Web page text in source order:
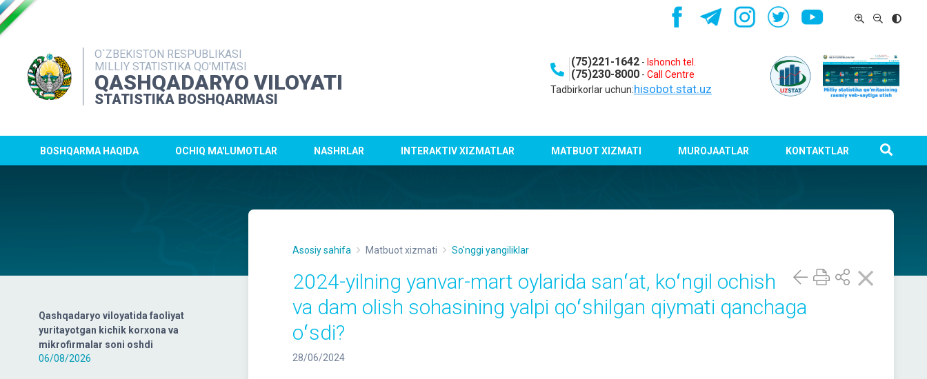
O`ZBEKISTON RESPUBLIKASI
MILLIY STATISTIKA QO'MITASI
QASHQADARYO VILOYATI
STATISTIKA BOSHQARMASI
(75)221-1642- Ishonch tel.
(75)230-8000- Call Centre
Tadbirkorlar uchun:hisobot.stat.uz
BOSHQARMA HAQIDA OCHIQ MA'LUMOTLAR NASHRLAR INTERAKTIV XIZMATLAR MATBUOT XIZMATI MUROJAATLAR KONTAKTLAR
Qashqadaryo viloyatida faoliyat
yuritayotgan kichik korxona va
mikrofirmalar soni oshdi
06/08/2026
Asosiy sahifa Matbuot xizmati So'nggi yangiliklar
2024-yilning yanvar-mart oylarida sanʻat, koʻngil ochish
va dam olish sohasining yalpi qoʻshilgan qiymati qanchaga
oʻsdi?
28/06/2024